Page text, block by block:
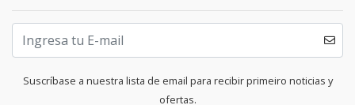
Suscríbase a nuestra lista de email para recibir primeiro noticias y
ofertas.